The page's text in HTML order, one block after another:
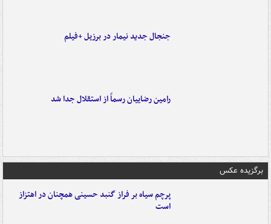
جنجال جدید نیمار در برزیل +فیلم
رامین رضاییان رسماً از استقلال جدا شد
برگزیده عکس
پرچم سیاه بر فراز گنبد حسینی همچنان در اهتزاز
است